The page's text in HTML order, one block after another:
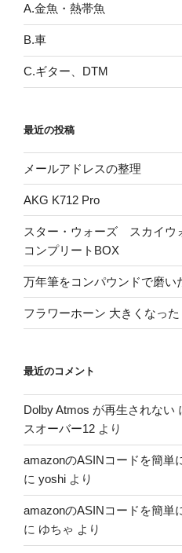
A.金魚・熱帯魚
B.車
C.ギター、DTM
最近の投稿
メールアドレスの整理
AKG K712 Pro
スター・ウォーズ スカイウ
コンプリートBOX
万年筆をコンパウンドで磨い
フラワーホーン 大きくなった
最近のコメント
Dolby Atmos が再生されない
スオーバー12 より
amazonのASINコードを簡単
に yoshi より
amazonのASINコードを簡単
に ゆちゃ より